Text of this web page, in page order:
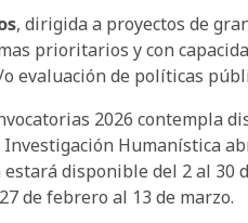
, dirigida a proyectos de
prioritarios y con
evaluación de políticas
2026 contempla
Humanística
disponible del 2 al 30
de febrero al 13 de marzo.